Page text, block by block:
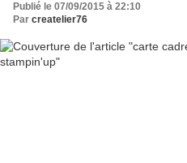
Publié le 07/09/2015 à 22:10
Par createlier76